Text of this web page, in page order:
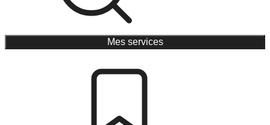
Mes services